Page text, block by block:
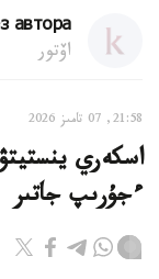
автора
اۆتور
21:58, 07 تامىز 2026
اسكەري
ءجۇرىپ جاتىر